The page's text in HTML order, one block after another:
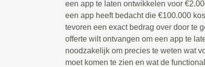
een app te laten ontwikkelen voor
een app heeft bedacht die €100.000
tevoren een exact bedrag over door te
offerte wilt ontvangen om een app te
noodzakelijk om precies te weten wat
moet komen te zien en wat de